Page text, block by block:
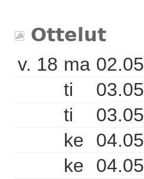
Ottelut
v. 18 ma 02.05
ti
03.05
ti
03.05
ke
04.05
ke
04.05